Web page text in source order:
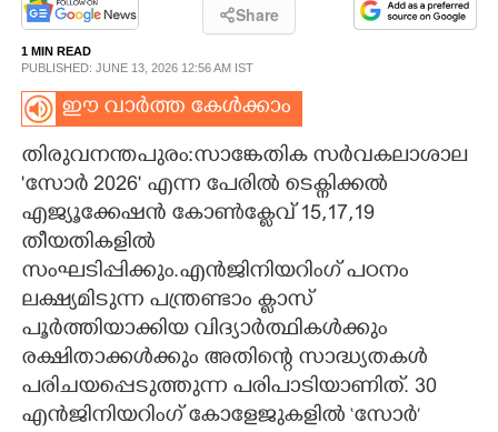
PHOTOS
LIFESTYLE
SPIRITUAL
INFO+
ASTRO
Share
1 MIN READ
PUBLISHED: JUNE 13, 2026 12:56 AM IST
ഈ വാർത്ത കേൾക്കാം
തിരുവനന്തപുരം:സാങ്കേതിക സർവകലാശാല
'സോർ 2026" എന്ന പേരിൽ ടെക്നിക്കൽ
എജ്യൂക്കേഷൻ കോൺക്ലേവ് 15,17,19
തീയതികളിൽ
സംഘടിപ്പിക്കും.എൻജിനിയറിംഗ് പഠനം
ലക്ഷ്യമിടുന്ന പന്ത്രണ്ടാം ക്ലാസ്
പൂർത്തിയാക്കിയ വിദ്യാർത്ഥികൾക്കും
രക്ഷിതാക്കൾക്കും അതിന്റെ സാദ്ധ്യതകൾ
പരിചയപ്പെടുത്തുന്ന പരിപാടിയാണിത്. 30
എൻജിനിയറിംഗ് കോളേജുകളിൽ ‘സോർ’